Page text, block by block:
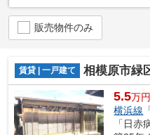
販売物件のみ
賃貸 | 一戸建て 相模原市緑区中
5.5万円
横浜線
「日